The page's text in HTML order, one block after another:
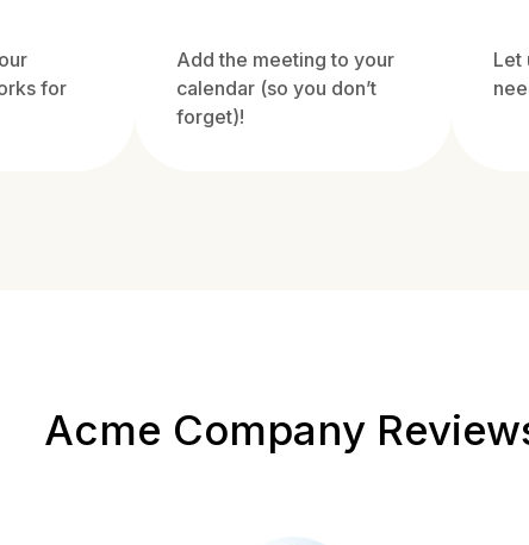
for
Add the meeting to your
calendar (so you don’t
forget)!
Let
Acme Company